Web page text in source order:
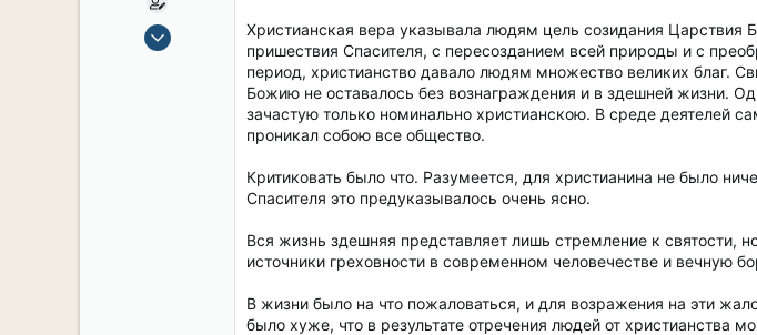
15 Сен 2019
Христианская вера указывала людям цель созидания Царствия
пришествия Спасителя, с пересозданием всей природы и с
период, христианство давало людям множество великих благ.
Божию не оставалось без вознаграждения и в здешней жизни.
зачастую только номинально христианскою. В среде деятелей
проникал собою все общество.
Критиковать было что. Разумеется, для христианина не было
Спасителя это предуказывалось очень ясно.
Вся жизнь здешняя представляет лишь стремление к святости,
источники греховности в современном человечестве и вечную
В жизни было на что пожаловаться, и для возражения на эти
было хуже, что в результате отречения людей от христианства